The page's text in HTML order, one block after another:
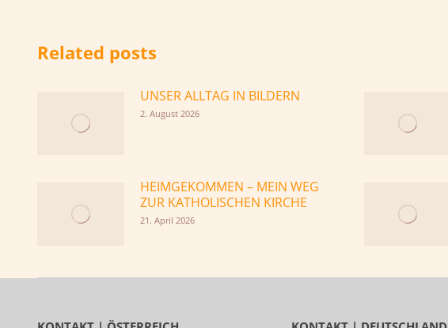
Related posts
UNSER ALLTAG IN BILDERN
2. August 2026
HEIMGEKOMMEN – MEIN WEG
ZUR KATHOLISCHEN KIRCHE
21. April 2026